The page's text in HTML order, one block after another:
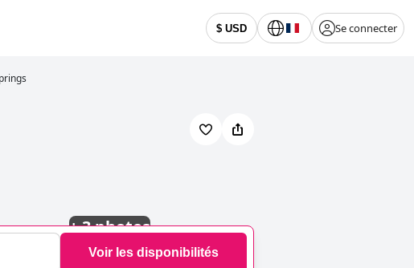
$ USD Se connecter
+3 photos
Voir les disponibilités